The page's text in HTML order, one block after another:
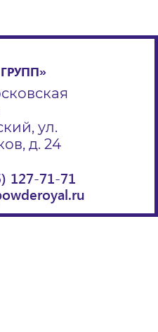
ул.
д. 24
127-71-71